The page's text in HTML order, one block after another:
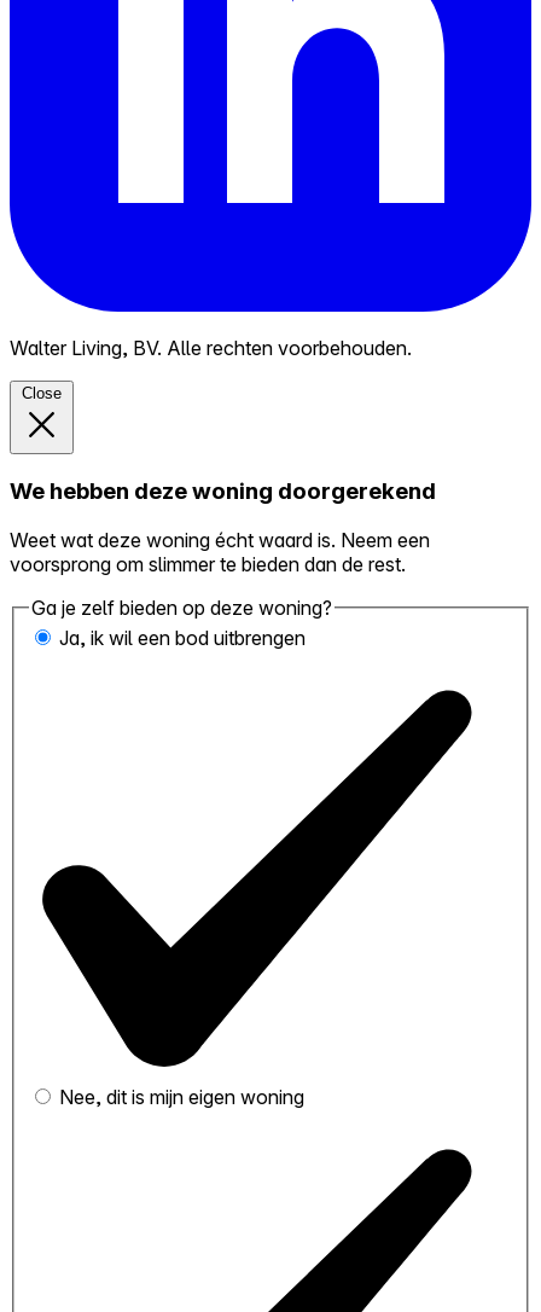
Walter Living, BV. Alle rechten voorbehouden.
Close
We hebben deze woning doorgerekend
Weet wat deze woning écht waard is. Neem een
voorsprong om slimmer te bieden dan de rest.
Ga je zelf bieden op deze woning?
Ja, ik wil een bod uitbrengen
Nee, dit is mijn eigen woning